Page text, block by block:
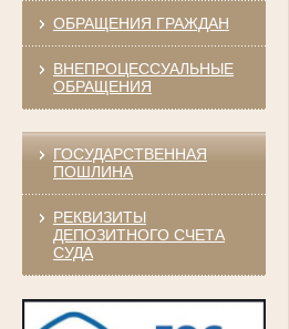
ОБРАЩЕНИЯ ГРАЖДАН
ВНЕПРОЦЕССУАЛЬНЫЕ
ОБРАЩЕНИЯ
ГОСУДАРСТВЕННАЯ
ПОШЛИНА
РЕКВИЗИТЫ
ДЕПОЗИТНОГО СЧЕТА
СУДА